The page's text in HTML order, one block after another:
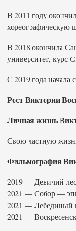
В 2011 году
хореографическую
В 2018 окончила
университет, курс
С 2019 года начала
Рост Виктории
Личная жизнь
Свою частную
Фильмография
2019 — Девичий
2021 — Собор —
2021 — Лебединый
2021 —